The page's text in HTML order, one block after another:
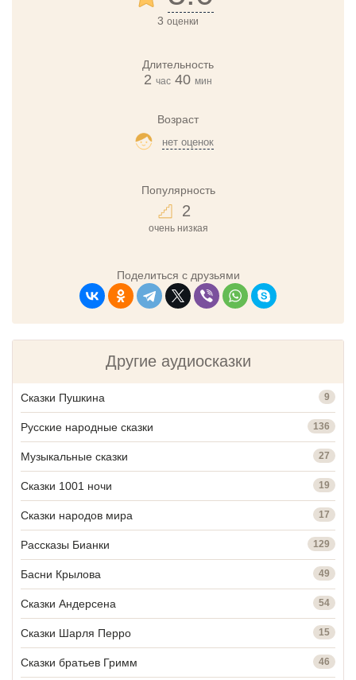
3 оценки
Длительность
2 час 40 мин
Возраст
нет оценок
Популярность
2
очень низкая
Поделиться с друзьями
Другие аудиосказки
Сказки Пушкина 9
Русские народные сказки 136
Музыкальные сказки 27
Сказки 1001 ночи 19
Сказки народов мира 17
Рассказы Бианки 129
Басни Крылова 49
Сказки Андерсена 54
Сказки Шарля Перро 15
Сказки братьев Гримм 46